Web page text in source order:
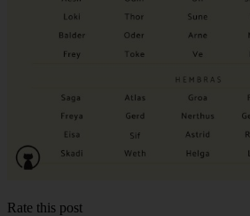
Rate this post